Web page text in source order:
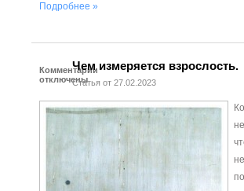
Подробнее »
Комментарии
отключены
Чем измеряется взрослость.
Статья от 27.02.2023